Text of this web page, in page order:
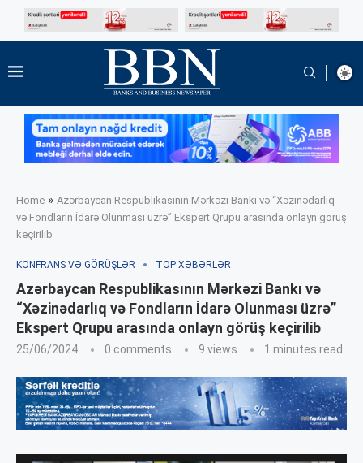
Home » Azərbaycan Respublikasının Mərkəzi Bankı və “Xəzinədarlıq
və Fondların İdarə Olunması üzrə” Ekspert Qrupu arasında onlayn görüş
keçirilib
KONFRANS VƏ GÖRÜŞLƏR TOP XƏBƏRLƏR
Azərbaycan Respublikasının Mərkəzi Bankı və
“Xəzinədarlıq və Fondların İdarə Olunması üzrə”
Ekspert Qrupu arasında onlayn görüş keçirilib
25/06/2024 0 comments 9 views 1 minutes read